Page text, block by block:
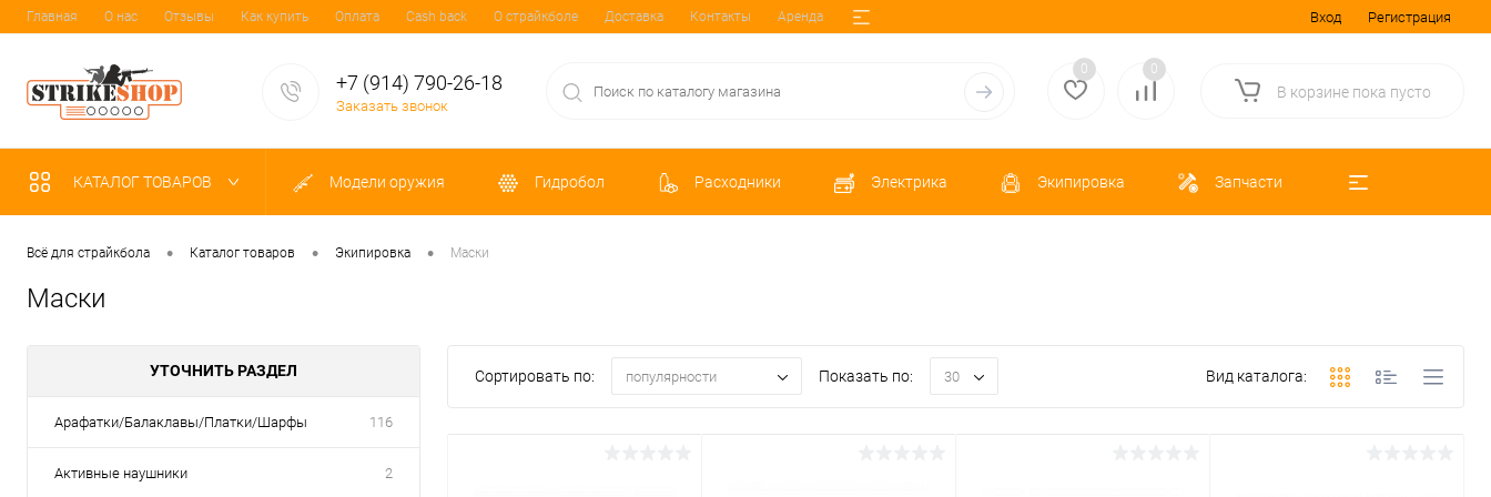
Главная О нас Отзывы Как купить Оплата Cash back О страйкболе Доставка Контакты Аренда Вход Регистрация
+7 (914) 790-26-18
Заказать звонок
0 0
В корзине пока пусто
КАТАЛОГ ТОВАРОВ Модели оружия Гидробол Расходники Электрика Экипировка Запчасти
Всё для страйкбола • Каталог товаров • Экипировка • Маски
Маски
УТОЧНИТЬ РАЗДЕЛ
Арафатки/Балаклавы/Платки/Шарфы 116
Активные наушники 2
Сортировать по: популярности Показать по: 30 Вид каталога: